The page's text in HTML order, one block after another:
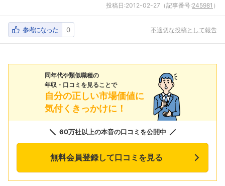
投稿日:2012-02-27 （記事番号:245981 ）
参考になった 0 不適切な投稿として報告
同年代や類似職種の
年収・口コミを見ることで
自分の正しい市場価値に
気付くきっかけに！
60万社以上の本音の口コミを公開中
無料会員登録して口コミを見る